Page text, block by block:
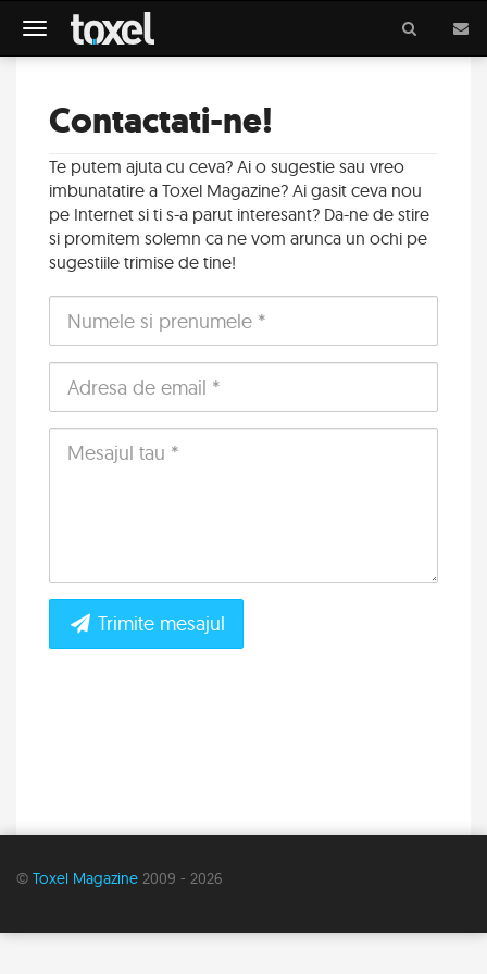
Meniu
Contactati-ne!
Te putem ajuta cu ceva? Ai o sugestie sau vreo
imbunatatire a Toxel Magazine? Ai gasit ceva nou
pe Internet si ti s-a parut interesant? Da-ne de stire
si promitem solemn ca ne vom arunca un ochi pe
sugestiile trimise de tine!
Numele
si
prenumele
Email
Mesajul
Trimite mesajul
© Toxel Magazine 2009 - 2026